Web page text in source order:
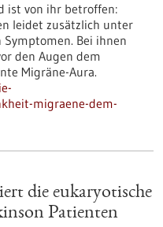
ist von ihr betroffen:
leidet zusätzlich unter
Bei ihnen
den Augen dem
Migräne-Aura.
migraene-dem-
die eukaryotische
Patienten